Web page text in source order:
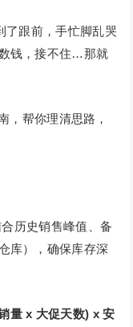
了跟前，手忙脚乱哭
钱，接不住…那就
，帮你理清思路，
历史销售峰值、备
库），确保库存深
量 x 大促天数) x 安